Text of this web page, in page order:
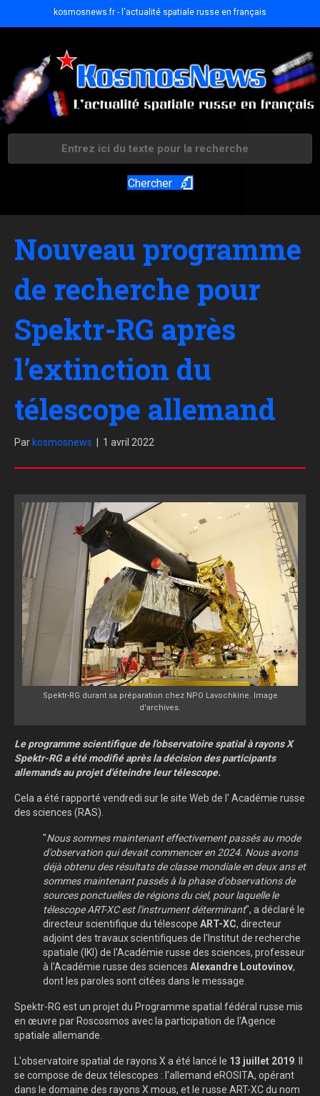
kosmosnews.fr - l'actualité spatiale russe en français
Chercher
Nouveau programme
de recherche pour
Spektr-RG après
l’extinction du
télescope allemand
Par kosmosnews 1 avril 2022
Spektr-RG durant sa préparation chez NPO Lavochkine. Image
d'archives.
Le programme scientifique de l'observatoire spatial à rayons X
Spektr-RG a été modifié après la décision des participants
allemands au projet d'éteindre leur télescope.
Cela a été rapporté vendredi sur le site Web de l' Académie russe
des sciences (RAS).
"Nous sommes maintenant effectivement passés au mode
d'observation qui devait commencer en 2024. Nous avons
déjà obtenu des résultats de classe mondiale en deux ans et
sommes maintenant passés à la phase d'observations de
sources ponctuelles de régions du ciel, pour laquelle le
télescope ART-XC est l'instrument déterminant", a déclaré le
directeur scientifique du télescope ART-XC, directeur
adjoint des travaux scientifiques de l'Institut de recherche
spatiale (IKI) de l'Académie russe des sciences, professeur
à l'Académie russe des sciences Alexandre Loutovinov,
dont les paroles sont citées dans le message.
Spektr-RG est un projet du Programme spatial fédéral russe mis
en œuvre par Roscosmos avec la participation de l'Agence
spatiale allemande.
L'observatoire spatial de rayons X a été lancé le 13 juillet 2019
se compose de deux télescopes : l'allemand eROSITA, opérant
dans le domaine des rayons X mous, et le russe ART-XC du nom